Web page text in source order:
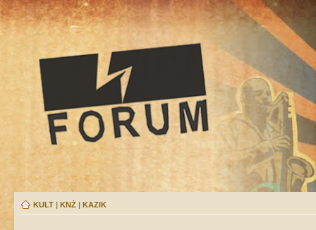
KULT | KNŻ | KAZIK